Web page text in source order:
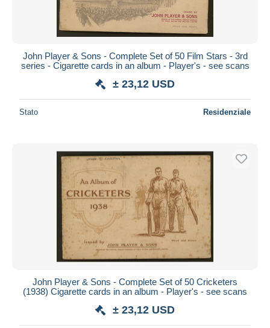
John Player & Sons - Complete Set of 50 Film Stars - 3rd
series - Cigarette cards in an album - Player's - see scans
± 23,12 USD
Stato Residenziale
John Player & Sons - Complete Set of 50 Cricketers
(1938) Cigarette cards in an album - Player's - see scans
± 23,12 USD